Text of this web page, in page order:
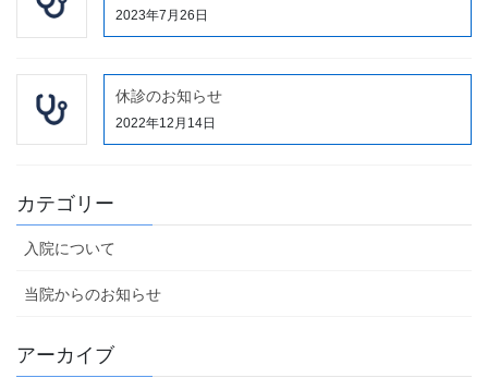
2023年7月26日
休診のお知らせ
2022年12月14日
カテゴリー
入院について
当院からのお知らせ
アーカイブ